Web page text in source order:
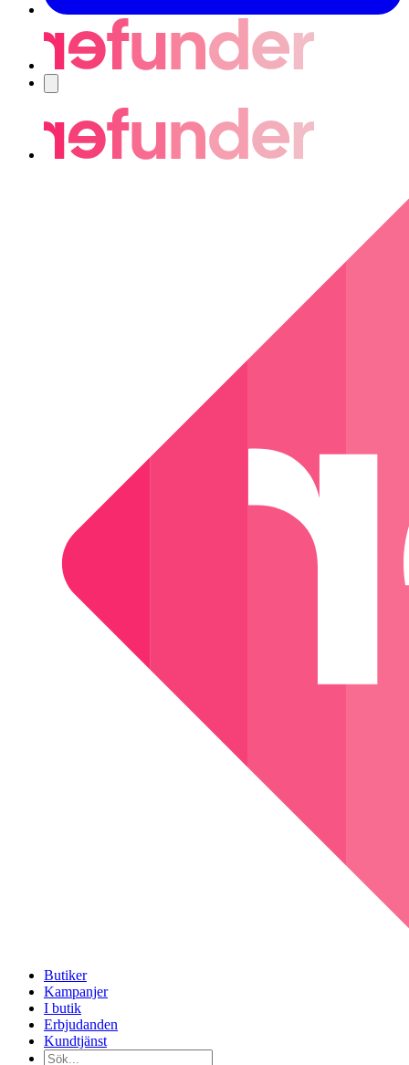
Butiker
Kampanjer
I butik
Erbjudanden
Kundtjänst
Sök...